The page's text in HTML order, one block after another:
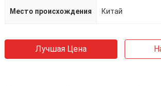
Место происхождения Китай
Лучшая Цена